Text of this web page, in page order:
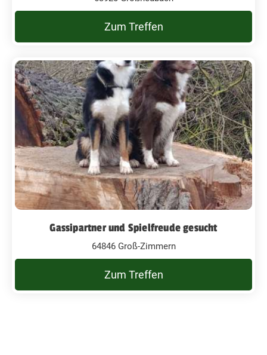
Zum Treffen
Gassipartner und Spielfreude gesucht
64846 Groß-Zimmern
Zum Treffen